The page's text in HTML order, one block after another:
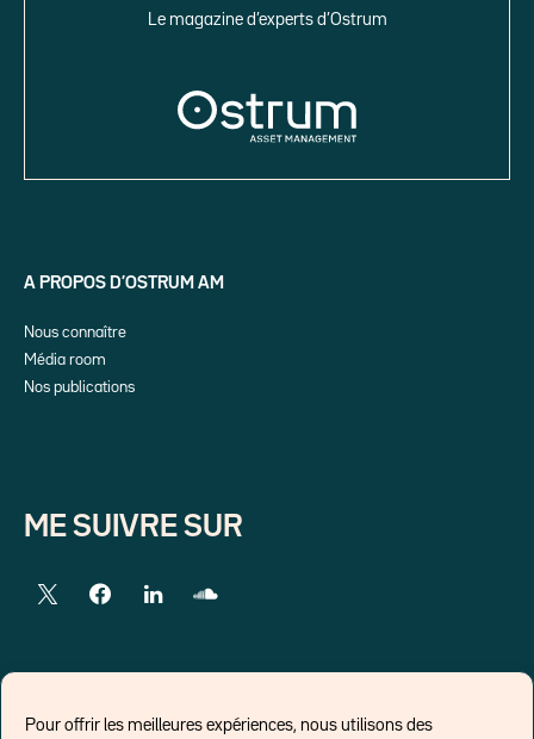
Pour offrir les meilleures expériences, nous utilisons des
Le magazine d’experts d’Ostrum
A PROPOS D’OSTRUM AM
Nous connaître
Média room
Nos publications
ME SUIVRE SUR
LIENS EXTERNES